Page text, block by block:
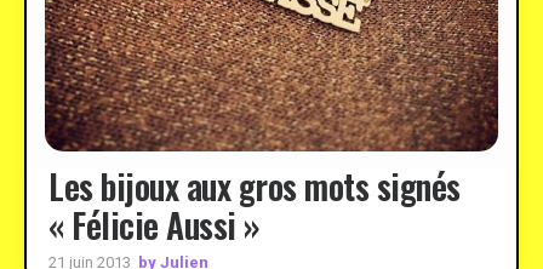
Les bijoux aux gros mots signés
« Félicie Aussi »
21 juin 2013 by Julien